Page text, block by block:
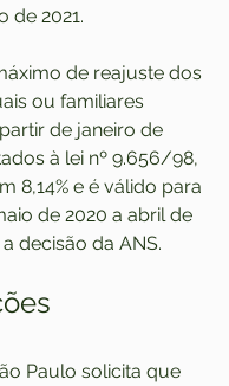
de 2021.
de reajuste dos
ou familiares
de janeiro de
à lei nº 9.656/98,
8,14% e é válido para
de 2020 a abril de
decisão da ANS.
Paulo solicita que